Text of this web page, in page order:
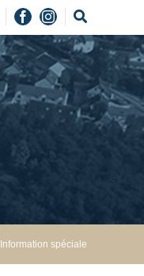
Facebook
Instagram
Information spéciale